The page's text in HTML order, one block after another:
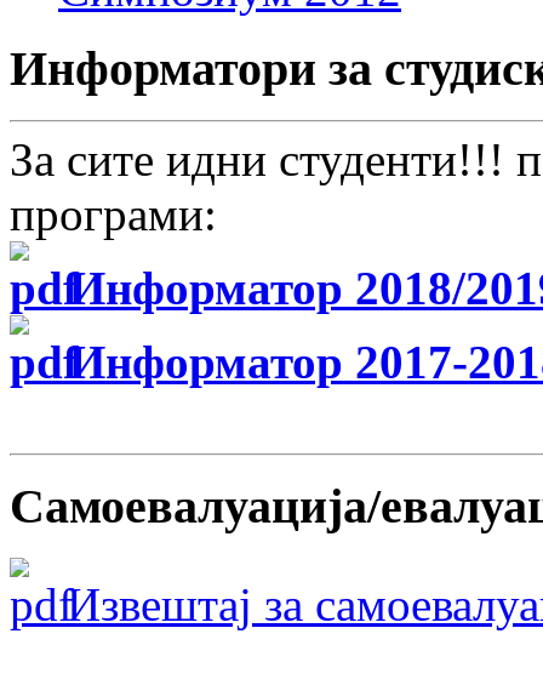
Информатори за
За сите идни студенти!!!
програми:
Информатор 2018/
Информатор 2017-
Самоевалуација/
Извештај за